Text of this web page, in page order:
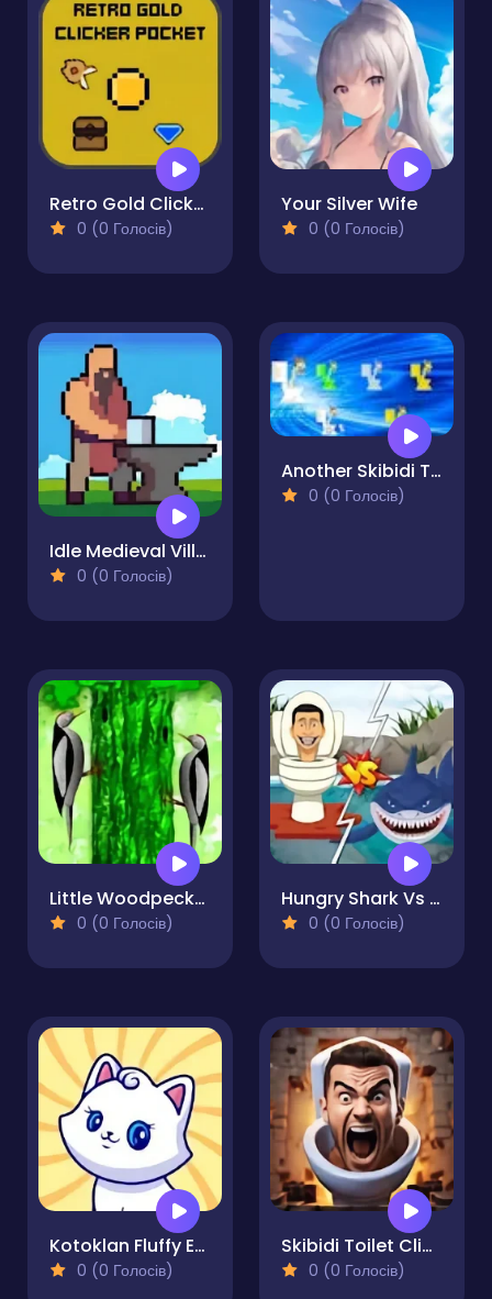
Retro Gold Clicker Pocket
0 (0 Голосів)
Your Silver Wife
0 (0 Голосів)
Idle Medieval Village
0 (0 Голосів)
Another Skibidi Toilet Clicker
0 (0 Голосів)
Little Woodpecker
0 (0 Голосів)
Hungry Shark Vs Skibidi
0 (0 Голосів)
Kotoklan Fluffy Epic Idle
0 (0 Голосів)
Skibidi Toilet Clicker
0 (0 Голосів)